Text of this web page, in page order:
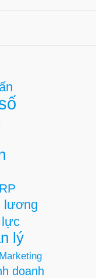
lương
lực
lý
Marketing
doanh